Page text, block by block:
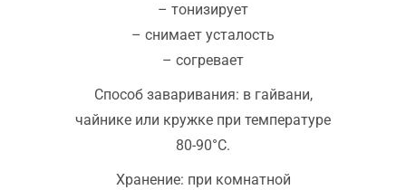
– тонизирует
– снимает усталость
– согревает
Способ заваривания: в гайвани,
чайнике или кружке при температуре
80-90°C.
Хранение: при комнатной